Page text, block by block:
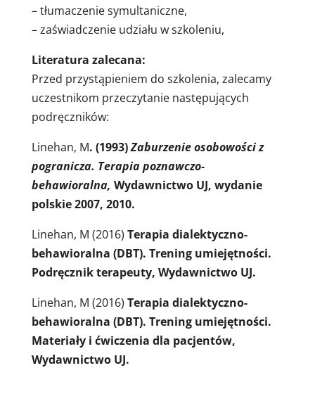
– tłumaczenie symultaniczne,
– zaświadczenie udziału w szkoleniu,
Literatura zalecana:
Przed przystąpieniem do szkolenia, zalecamy
uczestnikom przeczytanie następujących
podręczników:
Linehan, M. (1993)Zaburzenie osobowości z
pogranicza. Terapia poznawczo-
behawioralna, Wydawnictwo UJ, wydanie
polskie 2007, 2010.
Linehan, M (2016) Terapia dialektyczno-
behawioralna (DBT). Trening umiejętności.
Podręcznik terapeuty, Wydawnictwo UJ.
Linehan, M (2016) Terapia dialektyczno-
behawioralna (DBT). Trening umiejętności.
Materiały i ćwiczenia dla pacjentów,
Wydawnictwo UJ.